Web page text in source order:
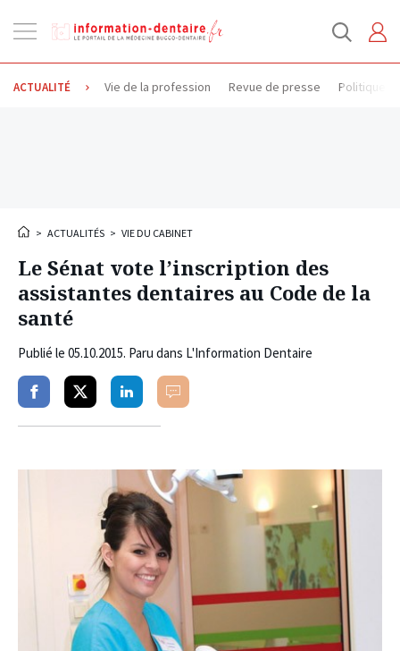
la
navigation
ACTUALITÉ Vie de la profession Revue de presse Politique
> ACTUALITÉS > VIE DU CABINET
Le Sénat vote l’inscription des
assistantes dentaires au Code de la
santé
Publié le 05.10.2015. Paru dans L'Information Dentaire
PartagerPartagerPartagerCommenter